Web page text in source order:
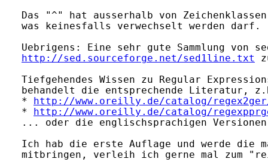
Das "^" hat ausserhalb von
was keinesfalls verwechselt werden darf.
http://sed.sourceforge.net/sed1line.txt
Tiefgehendes Wissen zu Regular
behandelt die entsprechende Literatur,
*
http://www.oreilly.de/catalog/
*
http://www.oreilly.de/catalog/
... oder die englischsprachigen
Ich hab die erste Auflage und werde die
mitbringen, verleih ich gerne mal zum